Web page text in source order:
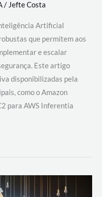
/Jefte Costa
Artificial
que permitem aos
e escalar
Este artigo
disponibilizadas pela
como o Amazon
para AWS Inferentia